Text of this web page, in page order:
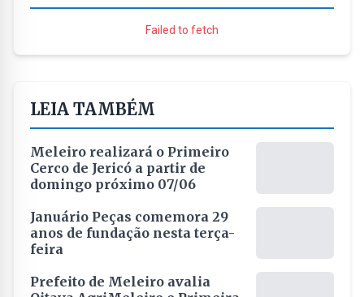
Failed to fetch
LEIA TAMBÉM
Meleiro realizará o Primeiro
Cerco de Jericó a partir de
domingo próximo 07/06
Januário Peças comemora 29
anos de fundação nesta terça-
feira
Prefeito de Meleiro avalia